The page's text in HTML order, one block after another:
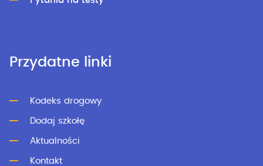
Przydatne linki
Kodeks drogowy
Dodaj szkołę
Aktualności
Kontakt